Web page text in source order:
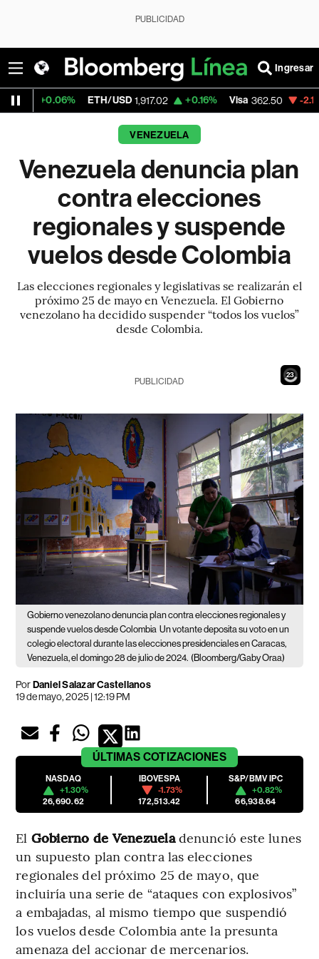
PUBLICIDAD
Ingresar
ETH/USD 1,917.02 +0.16% Visa 362.50 -2.15%
VENEZUELA
Venezuela denuncia plan
contra elecciones
regionales y suspende
vuelos desde Colombia
Las elecciones regionales y legislativas se realizarán el
próximo 25 de mayo en Venezuela. El Gobierno
venezolano ha decidido suspender “todos los vuelos”
desde Colombia.
21
PUBLICIDAD
Gobierno venezolano denuncia plan contra elecciones regionales y
suspende vuelos desde Colombia Un votante deposita su voto en un
colegio electoral durante las elecciones presidenciales en Caracas,
Venezuela, el domingo 28 de julio de 2024. (Bloomberg/Gaby Oraa)
PorDaniel Salazar Castellanos
19 de mayo, 2025 | 12:19 PM
ÚLTIMAS COTIZACIONES
NASDAQ
+1.30%
26,690.62
IBOVESPA
-1.73%
172,513.42
S&P/BMV IPC
+0.82%
66,938.64
El Gobierno de Venezueladenunció este lunes
un supuesto plan contra las elecciones
regionales del próximo 25 de mayo, que
incluiría una serie de “ataques con explosivos”
a embajadas, al mismo tiempo que suspendió
los vuelos desde Colombia ante la presunta
amenaza del accionar de mercenarios.